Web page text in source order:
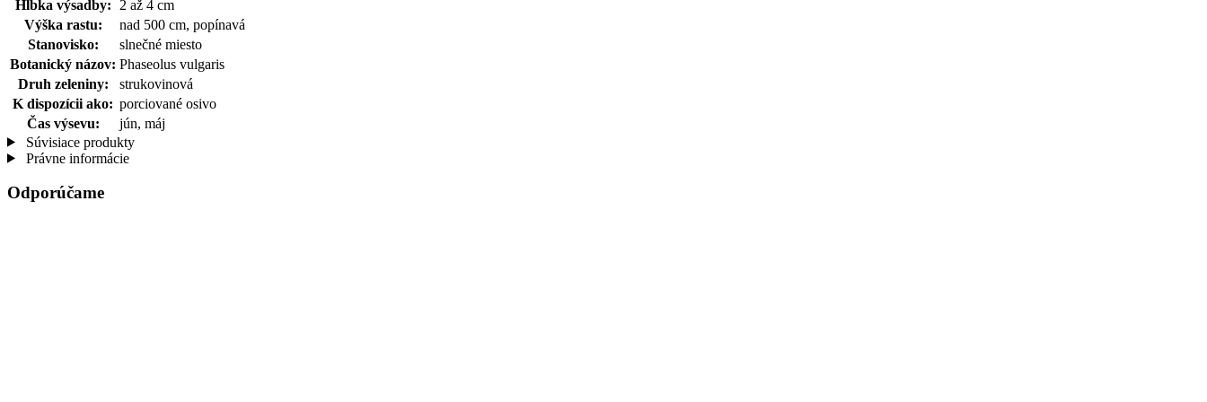
Hĺbka výsadby:
2 až 4 cm
Výška rastu:
nad 500 cm, popínavá
Stanovisko:
slnečné miesto
Botanický názov: Phaseolus vulgaris
Druh zeleniny:
strukovinová
K dispozícii ako: porciované osivo
Čas výsevu:
jún, máj
Súvisiace produkty
Právne informácie
Odporúčame